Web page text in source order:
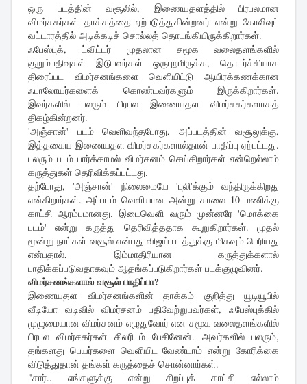
ஒரு படத்தின் வசூலில், இணையதளத்தில் பிரபலமான
விமர்சகர்கள் தாக்கத்தை ஏற்படுத்துகின்றனர் என்று கோலிவுட்
வட்டாரத்தில் அடிக்கடிச் சொல்லத் தொடங்கியிருக்கிறார்கள்.
ஃபேஸ்புக், ட்விட்டர் முதலான சமூக வலைதளங்களில்
குறும்பதிவுகள் இடுபவர்கள் ஒருபுறமிருக்க, தொடர்ச்சியாக
திரைப்பட விமர்சனங்களை வெளியிட்டு ஆயிரக்கணக்கான
ஃபாலோயர்களைக் கொண்டவர்களும் இருக்கிறார்கள்.
இவர்களில் பலரும் பிரபல இணையதள விமர்சகர்களாகத்
திகழ்கின்றனர்.
'அஞ்சான்' படம் வெளிவந்தபோது, அப்படத்தின் வசூலுக்கு,
இத்தகைய இணையதள விமர்சகர்களால்தான் பாதிப்பு ஏற்பட்டது.
பலரும் படம் பார்க்காமல் விமர்சனம் செய்கிறார்கள் என்றெல்லாம்
கருத்துகள் தெரிவிக்கப்பட்டது.
தற்போது, 'அஞ்சான்' நிலைமையே 'புலி'க்கும் வந்திருக்கிறது
என்கிறார்கள். அப்படம் வெளியான அன்று காலை 10 மணிக்கு
காட்சி ஆரம்பமானது. இடைவெளி வரும் முன்னரே 'மொக்கை
படம்' என்று கருத்து தெரிவித்ததாக கூறுகிறார்கள். முதல்
மூன்று நாட்கள் வசூல் என்பது விஜய் படத்துக்கு மிகவும் பெரியது
என்பதால், இம்மாதிரியான கருத்துக்களால்
பாதிக்கப்படுவதாகவும் ஆதங்கப்படுகிறார்கள் படக்குழுவினர்.
விமர்சனங்களால் வசூல் பாதிப்பா?
இணையதள விமர்சனங்களின் தாக்கம் குறித்து யூடியூபில்
வீடியோ வடிவில் விமர்சனம் பதிவேற்றுபவர்கள், ஃபேஸ்புக்கில்
முழுமையான விமர்சனம் எழுதுவோர் என சமூக வலைதளங்களில்
பிரபல விமர்சகர்கள் சிலரிடம் பேசினேன். அவர்களில் பலரும்,
தங்களது பெயர்களை வெளியிட வேண்டாம் என்று கோரிக்கை
விடுத்துதான் தங்கள் கருத்தைச் சொன்னார்கள்.
"சார்.. எங்களுக்கு என்று சிறப்புக் காட்சி எல்லாம்